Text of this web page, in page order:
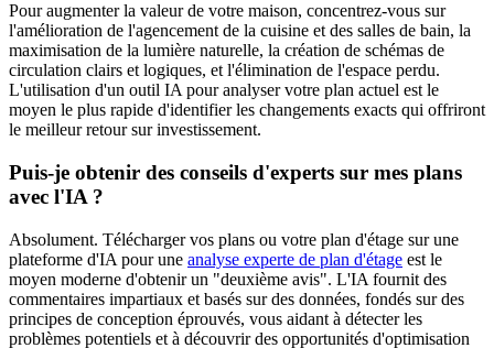
Pour augmenter la valeur de votre maison, concentrez-vous sur
l'amélioration de l'agencement de la cuisine et des salles de bain, la
maximisation de la lumière naturelle, la création de schémas de
circulation clairs et logiques, et l'élimination de l'espace perdu.
L'utilisation d'un outil IA pour analyser votre plan actuel est le
moyen le plus rapide d'identifier les changements exacts qui offriront
le meilleur retour sur investissement.
Puis-je obtenir des conseils d'experts sur mes plans
avec l'IA ?
Absolument. Télécharger vos plans ou votre plan d'étage sur une
plateforme d'IA pour une analyse experte de plan d'étage est le
moyen moderne d'obtenir un "deuxième avis". L'IA fournit des
commentaires impartiaux et basés sur des données, fondés sur des
principes de conception éprouvés, vous aidant à détecter les
problèmes potentiels et à découvrir des opportunités d'optimisation